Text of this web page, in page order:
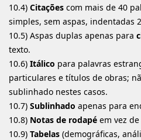
10.4) Citações com mais de 40
simples, sem aspas, indentadas
10.5) Aspas duplas apenas para
texto.
10.6) Itálico para palavras
particulares e títulos de obras;
sublinhado nestes casos.
10.7) Sublinhado apenas para
10.8) Notas de rodapé em vez
10.9) Tabelas (demográficas,